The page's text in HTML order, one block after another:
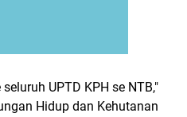
UPTD KPH se NTB,"
Hidup dan Kehutanan